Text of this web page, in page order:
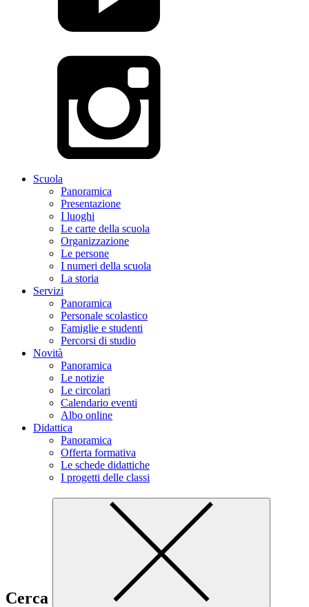
Scuola
Panoramica
Presentazione
I luoghi
Le carte della scuola
Organizzazione
Le persone
I numeri della scuola
La storia
Servizi
Panoramica
Personale scolastico
Famiglie e studenti
Percorsi di studio
Novità
Panoramica
Le notizie
Le circolari
Calendario eventi
Albo online
Didattica
Panoramica
Offerta formativa
Le schede didattiche
I progetti delle classi
Cerca